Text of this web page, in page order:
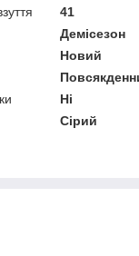
41
Демісезон
Новий
Ні
Сірий